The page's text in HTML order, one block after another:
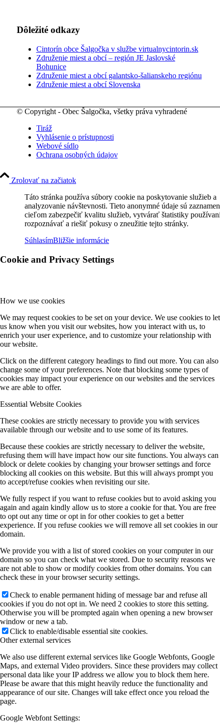
Dôležité odkazy
Cintorín obce Šalgočka v službe virtualnycintorin.sk
Združenie miest a obcí – región JE Jaslovské
Bohunice
Združenie miest a obcí galantsko-šalianskeho regiónu
Združenie miest a obcí Slovenska
© Copyright - Obec Šalgočka, všetky práva vyhradené
Tiráž
Vyhlásenie o prístupnosti
Webové sídlo
Ochrana osobných údajov
Zrolovať na začiatok
Táto stránka používa súbory cookie na poskytovanie služieb a
analyzovanie návštevnosti. Tieto anonymné údaje sú
cieľom zabezpečiť kvalitu služieb, vytvárať štatistiky
rozpoznávať a riešiť pokusy o zneužitie tejto stránky.
SúhlasímBližšie informácie
Cookie and Privacy Settings
How we use cookies
We may request cookies to be set on your device. We use cookies to let
us know when you visit our websites, how you interact with us, to
enrich your user experience, and to customize your relationship with
our website.
Click on the different category headings to find out more. You can also
change some of your preferences. Note that blocking some types of
cookies may impact your experience on our websites and the services
we are able to offer.
Essential Website Cookies
These cookies are strictly necessary to provide you with services
available through our website and to use some of its features.
Because these cookies are strictly necessary to deliver the website,
refusing them will have impact how our site functions. You always can
block or delete cookies by changing your browser settings and force
blocking all cookies on this website. But this will always prompt you
to accept/refuse cookies when revisiting our site.
We fully respect if you want to refuse cookies but to avoid asking you
again and again kindly allow us to store a cookie for that. You are free
to opt out any time or opt in for other cookies to get a better
experience. If you refuse cookies we will remove all set cookies in our
domain.
We provide you with a list of stored cookies on your computer in our
domain so you can check what we stored. Due to security reasons we
are not able to show or modify cookies from other domains. You can
check these in your browser security settings.
Check to enable permanent hiding of message bar and refuse all
cookies if you do not opt in. We need 2 cookies to store this setting.
Otherwise you will be prompted again when opening a new browser
window or new a tab.
Click to enable/disable essential site cookies.
Other external services
We also use different external services like Google Webfonts, Google
Maps, and external Video providers. Since these providers may collect
personal data like your IP address we allow you to block them here.
Please be aware that this might heavily reduce the functionality and
appearance of our site. Changes will take effect once you reload the
page.
Google Webfont Settings: